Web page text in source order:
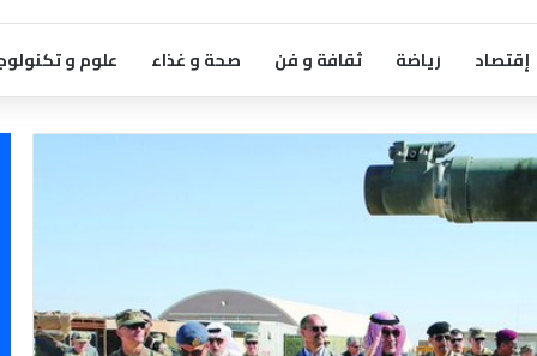
إقتصاد رياضة ثقافة و فن صحة و غذاء علوم و